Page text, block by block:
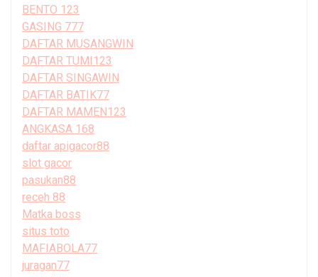
BENTO 123
GASING 777
DAFTAR MUSANGWIN
DAFTAR TUMI123
DAFTAR SINGAWIN
DAFTAR BATIK77
DAFTAR MAMEN123
ANGKASA 168
daftar apigacor88
slot gacor
pasukan88
receh 88
Matka boss
situs toto
MAFIABOLA77
juragan77